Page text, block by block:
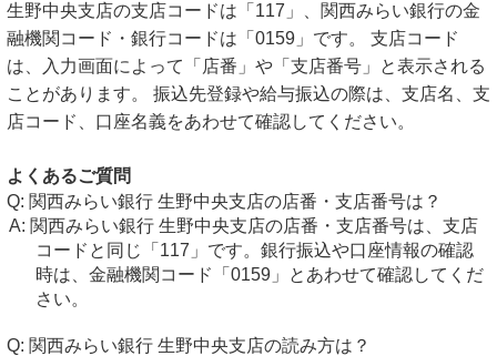
生野中央支店の支店コードは「117」、関西みらい銀行の金
融機関コード・銀行コードは「0159」です。 支店コード
は、入力画面によって「店番」や「支店番号」と表示される
ことがあります。 振込先登録や給与振込の際は、支店名、支
店コード、口座名義をあわせて確認してください。
よくあるご質問
関西みらい銀行 生野中央支店の店番・支店番号は？
関西みらい銀行 生野中央支店の店番・支店番号は、支店
コードと同じ「117」です。銀行振込や口座情報の確認
時は、金融機関コード「0159」とあわせて確認してくだ
さい。
関西みらい銀行 生野中央支店の読み方は？